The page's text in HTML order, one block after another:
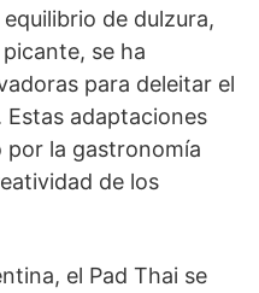
de dulzura,
se ha
para deleitar el
adaptaciones
por la gastronomía
de los
el Pad Thai se